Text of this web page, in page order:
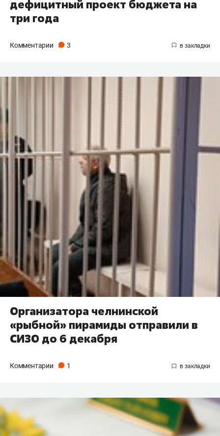
дефицитный проект бюджета на
три года
Комментарии 3
Организатора челнинской
«рыбной» пирамиды отправили в
СИЗО до 6 декабря
Комментарии 1